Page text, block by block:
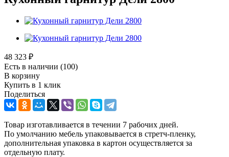
48 323 ₽
Есть в наличии (100)
В корзину
Купить в 1 клик
Поделиться
Товар изготавливается в течении 7 рабочих дней.
По умолчанию мебель упаковывается в стретч-пленку,
дополнительная упаковка в картон осуществляется за
отдельную плату.